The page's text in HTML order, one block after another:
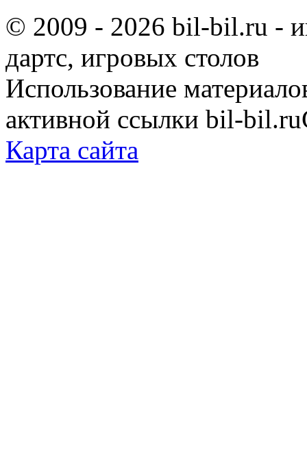
© 2009 - 2026 bil-bil.ru -
дартс, игровых столов
Использование
активной ссылки bil-bil.ru
Карта сайта